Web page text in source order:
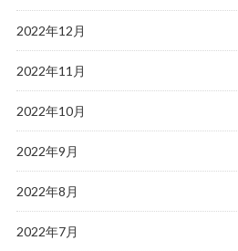
2022年12月
2022年11月
2022年10月
2022年9月
2022年8月
2022年7月